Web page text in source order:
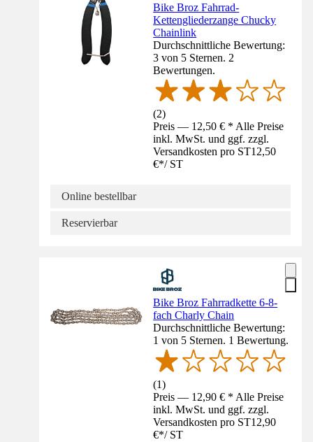
Bike Broz Fahrrad-
Kettengliederzange Chucky
Chainlink
Durchschnittliche Bewertung:
3 von 5 Sternen. 2
Bewertungen.
(2)
Preis — 12,50 € * Alle Preise
inkl. MwSt. und ggf. zzgl.
Versandkosten pro ST12,50
€*/ ST
Online bestellbar
Reservierbar
Bike Broz Fahrradkette 6-8-
fach Charly Chain
Durchschnittliche Bewertung:
1 von 5 Sternen. 1 Bewertung.
(1)
Preis — 12,90 € * Alle Preise
inkl. MwSt. und ggf. zzgl.
Versandkosten pro ST12,90
€*/ ST